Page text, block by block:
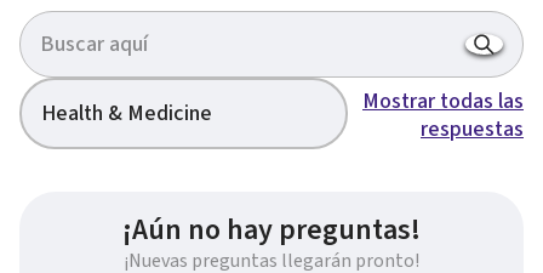
Health & Medicine
Mostrar todas las
respuestas
¡Aún no hay preguntas!
¡Nuevas preguntas llegarán pronto!